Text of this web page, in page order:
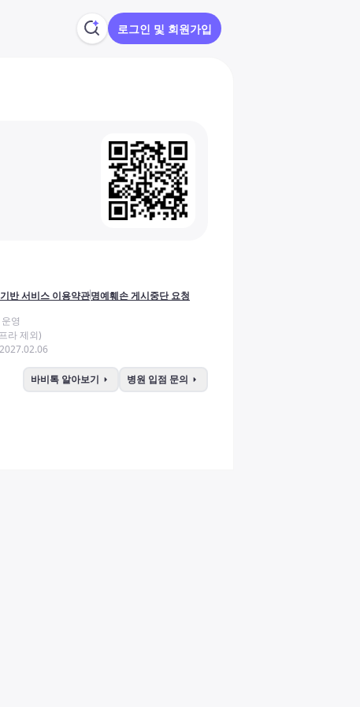
로그인 및 회원가입
반 서비스 이용약관명예훼손 게시중단 요청
영
라 제외)
바비톡 알아보기 arrow_right 병원 입점 문의 arrow_right